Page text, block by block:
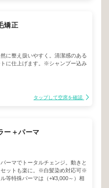
矯正
に整え扱いやすく。清潔感のある
に仕上げます。※シャンプー込み
タップして空席を確認
ー＋パーマ
ーマでトータルチェンジ。動きと
セットも楽に。※白髪染め対応可※
等特殊パーマは（+¥3,000～）相